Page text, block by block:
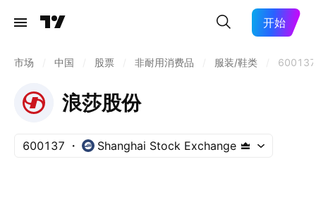
开始
市场 中国 股票 非耐用消费品 服装/鞋类 600137
浪莎股份
600137 Shanghai Stock Exchange